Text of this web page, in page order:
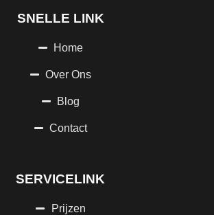
SNELLE LINK
Home
Over Ons
Blog
Contact
SERVICELINK
Prijzen